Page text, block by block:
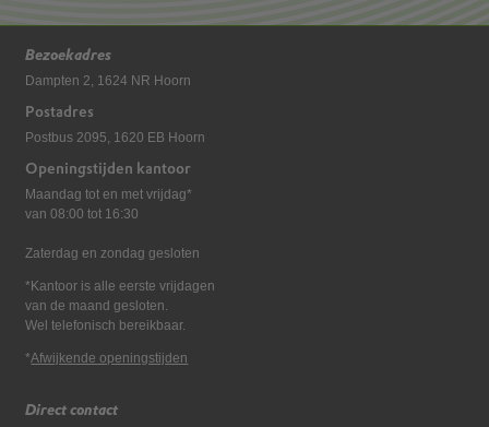
Bezoekadres
Dampten 2, 1624 NR Hoorn
Postadres
Postbus 2095, 1620 EB Hoorn
Openingstijden kantoor
Maandag tot en met vrijdag*
van 08:00 tot 16:30
Zaterdag en zondag gesloten
*Kantoor is alle eerste vrijdagen
van de maand gesloten.
Wel telefonisch bereikbaar.
*Afwijkende openingstijden
Direct contact